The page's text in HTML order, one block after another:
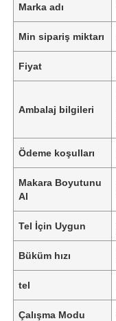
Marka adı
Min sipariş miktarı
Fiyat
Ambalaj bilgileri
Ödeme koşulları
Makara Boyutunu
Al
Tel İçin Uygun
Büküm hızı
tel
Çalışma Modu